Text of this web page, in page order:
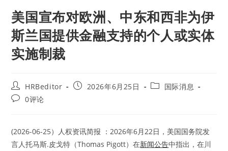
美国宣布对欧洲、中东和西非为伊
斯兰国提供金融支持的个人或实体
实施制裁
Post
author:
HRBeditor
Post2026年6月25日
Post国际消息
Post0评论
(2026-06-25）人权资讯简报 ：2026年6月22日，美国国务院发
言人托马斯.皮戈特（Thomas Pigott）在新闻公告中指出，在川